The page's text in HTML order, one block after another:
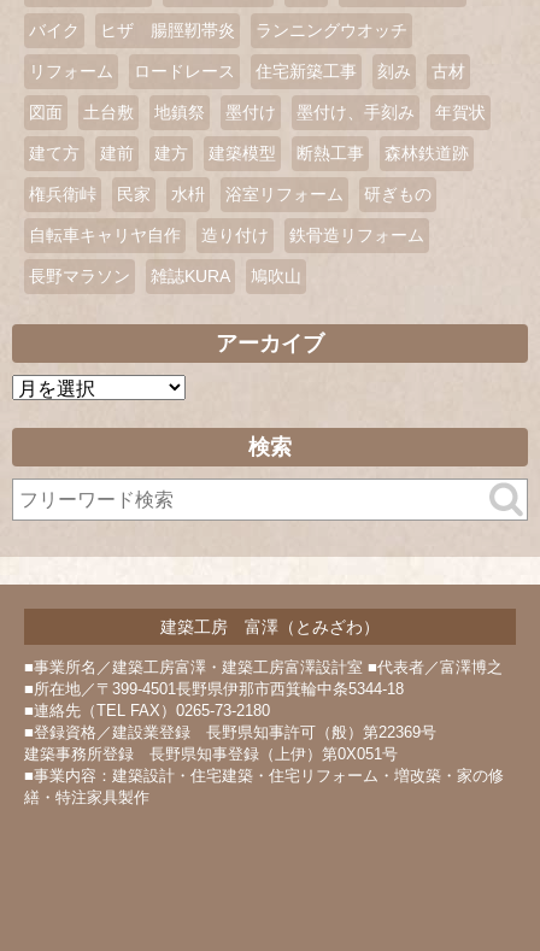
バイク ヒザ 腸脛靭帯炎 ランニングウオッチ
リフォーム ロードレース 住宅新築工事 刻み 古材
図面 土台敷 地鎮祭 墨付け 墨付け、手刻み 年賀状
建て方 建前 建方 建築模型 断熱工事 森林鉄道跡
権兵衛峠 民家 水枡 浴室リフォーム 研ぎもの
自転車キャリヤ自作 造り付け 鉄骨造リフォーム
長野マラソン 雑誌KURA 鳩吹山
アーカイブ
ア
イ
ブ
検索
建築工房 富澤（とみざわ）
■事業所名／建築工房富澤・建築工房富澤設計室 ■代表者／富澤博之
■所在地／〒399-4501長野県伊那市西箕輪中条5344-18
■連絡先（TEL FAX）0265-73-2180
■登録資格／建設業登録 長野県知事許可（般）第22369号
建築事務所登録 長野県知事登録（上伊）第0X051号
■事業内容：建築設計・住宅建築・住宅リフォーム・増改築・家の修
繕・特注家具製作